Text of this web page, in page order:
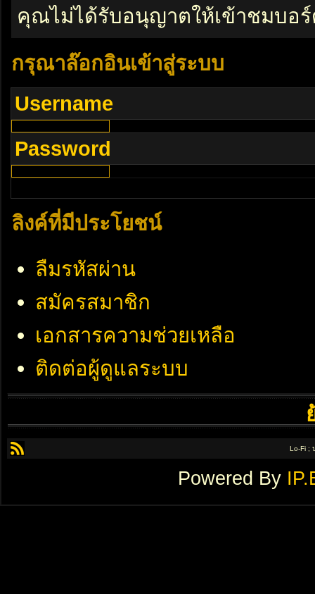
คุณไม่ได้รับอนุญาตให้เข้าชมบอ
กรุณาล๊อกอินเข้าสู่ระบบ
Username
Password
ลิงค์ที่มีประโยชน์
ลืมรหัสผ่าน
สมัครสมาชิก
เอกสารความช่วยเหลือ
ติดต่อผู้ดูแลระบบ
Lo-Fi ;
Powered By